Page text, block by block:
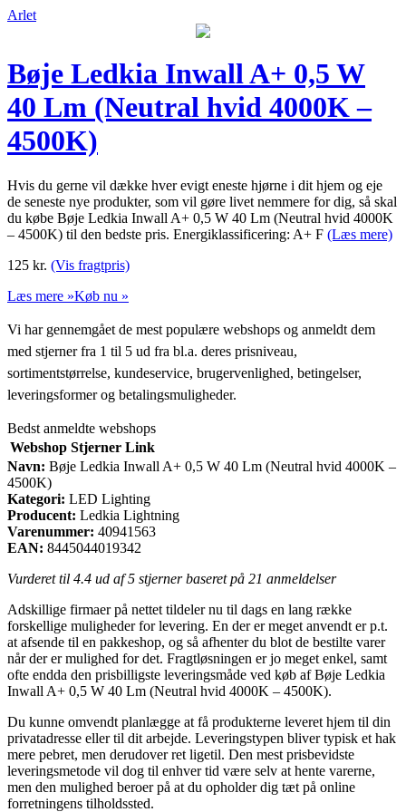
Arlet
Bøje Ledkia Inwall A+ 0,5 W
40 Lm (Neutral hvid 4000K –
4500K)
Hvis du gerne vil dække hver evigt eneste hjørne i dit hjem og eje
de seneste nye produkter, som vil gøre livet nemmere for dig, så skal
du købe Bøje Ledkia Inwall A+ 0,5 W 40 Lm (Neutral hvid 4000K
– 4500K) til den bedste pris. Energiklassificering: A+ F (Læs mere)
125 kr. (Vis fragtpris)
Læs mere »Køb nu »
Vi har gennemgået de mest populære webshops og anmeldt dem
med stjerner fra 1 til 5 ud fra bl.a. deres prisniveau,
sortimentstørrelse, kundeservice, brugervenlighed, betingelser,
leveringsformer og betalingsmuligheder.
Bedst anmeldte webshops
Webshop Stjerner Link
Navn: Bøje Ledkia Inwall A+ 0,5 W 40 Lm (Neutral hvid 4000K –
4500K)
Kategori: LED Lighting
Producent: Ledkia Lightning
Varenummer: 40941563
EAN: 8445044019342
Vurderet til 4.4 ud af 5 stjerner baseret på 21 anmeldelser
Adskillige firmaer på nettet tildeler nu til dags en lang række
forskellige muligheder for levering. En der er meget anvendt er p.t.
at afsende til en pakkeshop, og så afhenter du blot de bestilte varer
når der er mulighed for det. Fragtløsningen er jo meget enkel, samt
ofte endda den prisbilligste leveringsmåde ved køb af Bøje Ledkia
Inwall A+ 0,5 W 40 Lm (Neutral hvid 4000K – 4500K).
Du kunne omvendt planlægge at få produkterne leveret hjem til din
privatadresse eller til dit arbejde. Leveringstypen bliver typisk et hak
mere pebret, men derudover ret ligetil. Den mest prisbevidste
leveringsmetode vil dog til enhver tid være selv at hente varerne,
men den mulighed beroer på at du opholder dig tæt på online
forretningens tilholdssted.